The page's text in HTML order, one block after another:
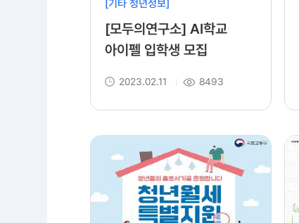
[기타 청년정보]
[모두의연구소] AI학교
아이펠 입학생 모집
2023.02.11 8493